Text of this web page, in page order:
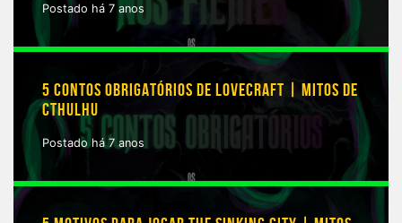
Postado há 7 anos
5 CONTOS OBRIGATÓRIOS DE LOVECRAFT | MITOS DE
CTHULHU
Postado há 7 anos